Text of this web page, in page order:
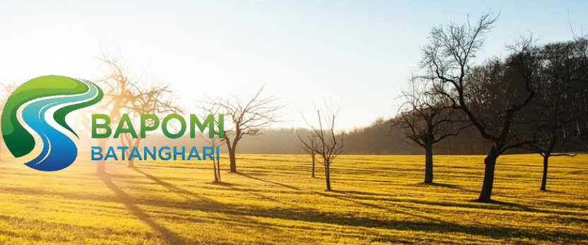
Bapomi
Batanghari